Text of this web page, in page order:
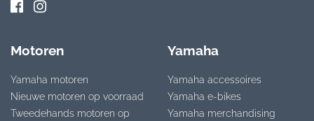
Motoren
Yamaha motoren
Nieuwe motoren op voorraad
Tweedehands motoren op
Yamaha
Yamaha accessoires
Yamaha e-bikes
Yamaha merchandising